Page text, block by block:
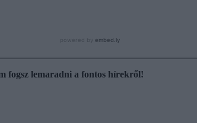
fogsz lemaradni a fontos hírekről!